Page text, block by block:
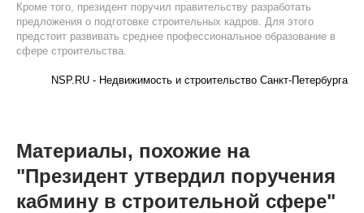
Кроме того, президент поручил правительству разработать
предложения о подготовке строительных кадров. Для этого
предстоит развивать среднее профессиональное образование в
сфере строительства.
NSP.RU - Недвижимость и строительство Санкт-Петербурга
Материалы, похожие на
"Президент утвердил поручения
кабмину в строительной сфере"